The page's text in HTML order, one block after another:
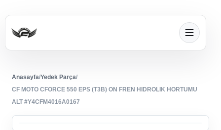
Anasayfa/Yedek Parça/
CF MOTO CFORCE 550 EPS (T3B) ON FREN HIDROLIK HORTUMU
ALT #Y4CFM4016A0167